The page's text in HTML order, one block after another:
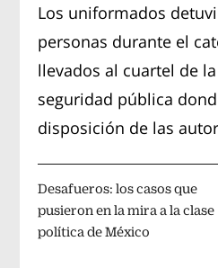
Los uniformados
personas durante el
llevados al cuartel de
seguridad pública
disposición de las
Desafueros: los casos que
pusieron en la mira a la clase
política de México